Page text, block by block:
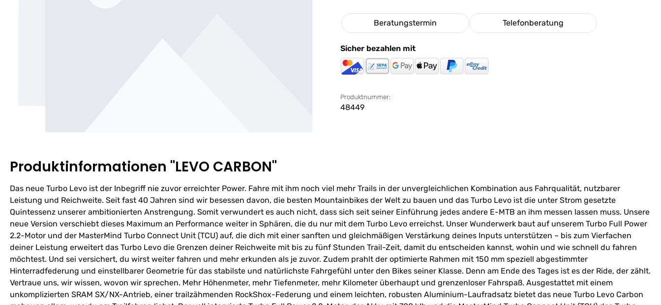
Beratungstermin Telefonberatung
Sicher bezahlen mit
Produktnummer:
48449
Produktinformationen "LEVO CARBON"
Das neue Turbo Levo ist der Inbegriff nie zuvor erreichter Power. Fahre mit ihm noch viel mehr Trails in der unvergleichlichen Kombination aus Fahrqualität, nutzbarer
Leistung und Reichweite. Seit fast 40 Jahren sind wir besessen davon, die besten Mountainbikes der Welt zu bauen und das Turbo Levo ist die unter Strom gesetzte
Quintessenz unserer ambitionierten Anstrengung. Somit verwundert es auch nicht, dass sich seit seiner Einführung jedes andere E-MTB an ihm messen lassen muss. Unsere
neue Version verschiebt dieses Maximum an Performance weiter in Sphären, die du nur mit dem Turbo Levo erreichst. Unser Wunderwerk baut auf unserem Turbo Full Power
2.2-Motor und der MasterMind Turbo Connect Unit (TCU) auf, die dich mit einer sanften und gleichmäßigen Verstärkung deines Inputs unterstützen – bis zum Vierfachen
deiner Leistung erweitert das Turbo Levo die Grenzen deiner Reichweite mit bis zu fünf Stunden Trail-Zeit, damit du entscheiden kannst, wohin und wie schnell du fahren
möchtest. Und sei versichert, du wirst weiter fahren und mehr erkunden als je zuvor. Zudem prahlt der optimierte Rahmen mit 150 mm speziell abgestimmter
Hinterradfederung und einstellbarer Geometrie für das stabilste und natürlichste Fahrgefühl unter den Bikes seiner Klasse. Denn am Ende des Tages ist es der Ride, der zählt.
Vertraue uns, wir wissen, wovon wir sprechen. Mehr Höhenmeter, mehr Tiefenmeter, mehr Kilometer überhaupt und grenzenloser Fahrspaß. Ausgestattet mit einem
unkomplizierten SRAM SX/NX-Antrieb, einer trailzähmenden RockShox-Federung und einem leichten, robusten Aluminium-Laufradsatz bietet das neue Turbo Levo Carbon